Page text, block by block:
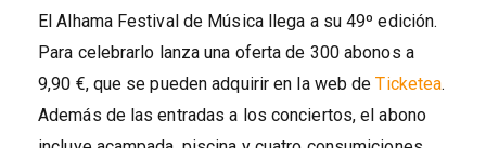
El Alhama Festival de Música llega a su 49º edición.
Para celebrarlo lanza una oferta de 300 abonos a
9,90 €, que se pueden adquirir en la web deTicketea.
Además de las entradas a los conciertos, el abono